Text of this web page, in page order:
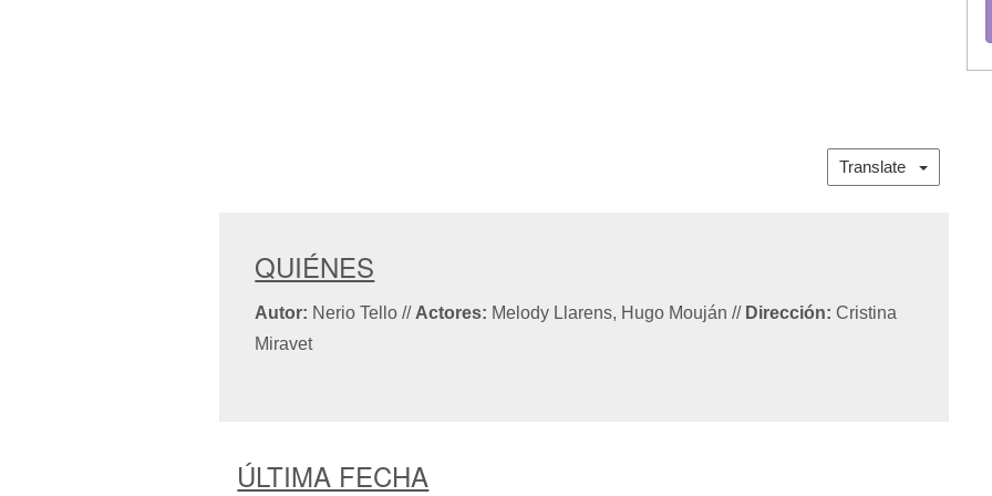
Translate
QUIÉNES
Autor: Nerio Tello// Actores: Melody Llarens, Hugo Mouján// Dirección: Cristina
Miravet
ÚLTIMA FECHA